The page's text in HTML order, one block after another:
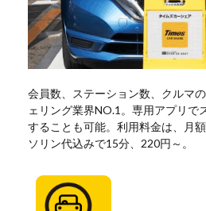
会員数、ステーション数、クルマ
ェリング業界NO.1。専用アプリで
することも可能。利用料金は、月
ソリン代込みで15分、220円～。